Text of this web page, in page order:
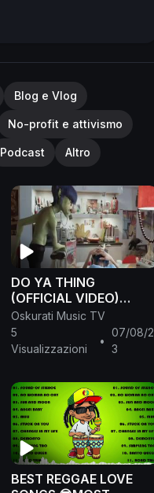
Blog e Vlog
No-profit e attivismo
Podcast Altro
DO YA THING
(OFFICIAL VIDEO)
GORILLAZ - FT. ANDRE
3000, JAMES MURPHY
Oskurati Music TV
5
Visualizzazioni
•
07/08/2
3
BEST REGGAE LOVE